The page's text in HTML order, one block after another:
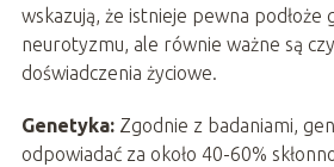
wskazują, że istnieje pewna podłoże
neurotyzmu, ale równie ważne są
doświadczenia życiowe.
Genetyka:Zgodnie z badaniami,
odpowiadać za około 40-60%